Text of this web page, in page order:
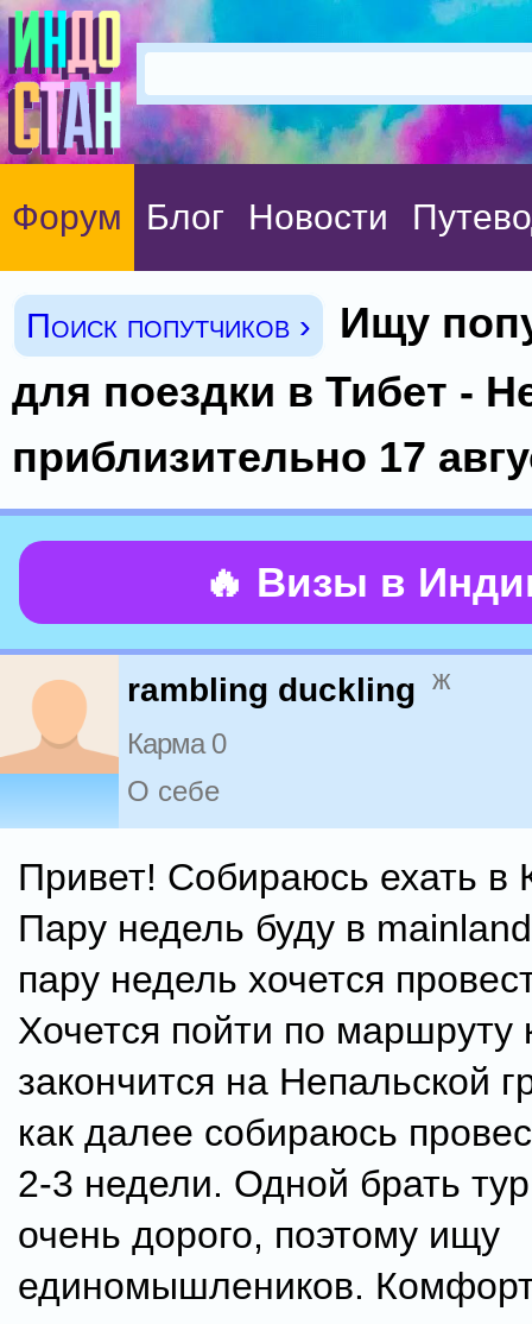
Форум Блог Новости
Поиск попутчиков ›
Ищу
для поездки в Тибет -
приблизительно 17
🔥 Визы в
rambling duckling ж
Карма 0
О себе
Привет! Собираюсь ехать в
Пару недель буду в
пару недель хочется
Хочется пойти по маршруту
закончится на Непальской
как далее собираюсь
2-3 недели. Одной брать
очень дорого, поэтому ищу
единомышлеников.